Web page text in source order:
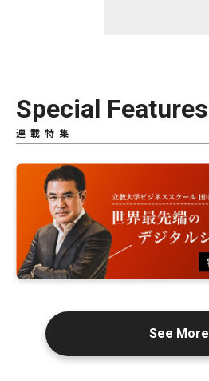
Special Features
連載特集
See More